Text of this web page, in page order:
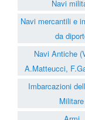
Navi
Navi mercantili e
da
Navi Antiche
A.Matteucci,
Imbarcazioni
Militare